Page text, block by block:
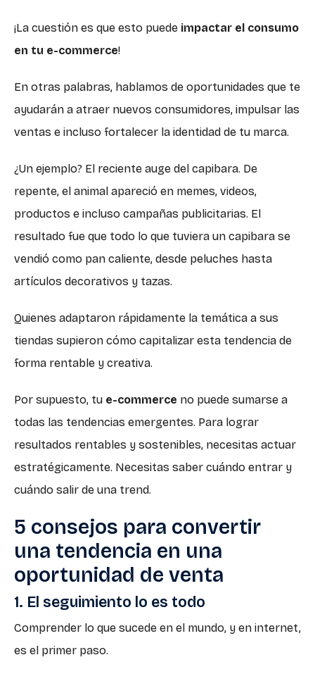
¡La cuestión es que esto puede impactar el consumo
en tu e-commerce!
En otras palabras, hablamos de oportunidades que te
ayudarán a atraer nuevos consumidores, impulsar las
ventas e incluso fortalecer la identidad de tu marca.
¿Un ejemplo? El reciente auge del capibara. De
repente, el animal apareció en memes, videos,
productos e incluso campañas publicitarias. El
resultado fue que todo lo que tuviera un capibara se
vendió como pan caliente, desde peluches hasta
artículos decorativos y tazas.
Quienes adaptaron rápidamente la temática a sus
tiendas supieron cómo capitalizar esta tendencia de
forma rentable y creativa.
Por supuesto, tu e-commerce no puede sumarse a
todas las tendencias emergentes. Para lograr
resultados rentables y sostenibles, necesitas actuar
estratégicamente. Necesitas saber cuándo entrar y
cuándo salir de una trend.
5 consejos para convertir
una tendencia en una
oportunidad de venta
1. El seguimiento lo es todo
Comprender lo que sucede en el mundo, y en internet,
es el primer paso.